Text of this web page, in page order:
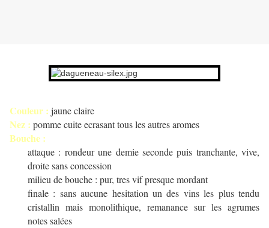
Couleur : jaune claire
Nez : pomme cuite ecrasant tous les autres aromes
Bouche :
attaque : rondeur une demie seconde puis tranchante, vive,
droite sans concession
milieu de bouche : pur, tres vif presque mordant
finale : sans aucune hesitation un des vins les plus tendu
cristallin mais monolithique, remanance sur les agrumes
notes salées